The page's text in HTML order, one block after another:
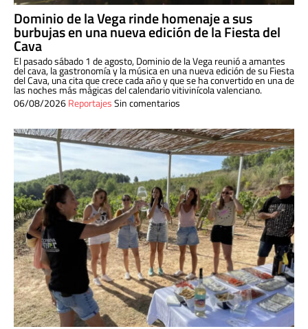
Dominio de la Vega rinde homenaje a sus
burbujas en una nueva edición de la Fiesta del
Cava
El pasado sábado 1 de agosto, Dominio de la Vega reunió a amantes
del cava, la gastronomía y la música en una nueva edición de su Fiesta
del Cava, una cita que crece cada año y que se ha convertido en una de
las noches más mágicas del calendario vitivinícola valenciano.
06/08/2026ReportajesSin comentarios